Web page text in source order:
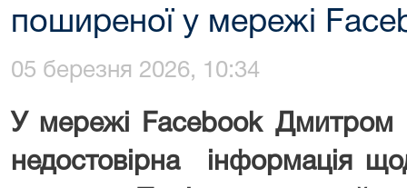
поширеної у мережі
05 березня 2026, 10:34
У мережі Facebook
недостовірна інформація